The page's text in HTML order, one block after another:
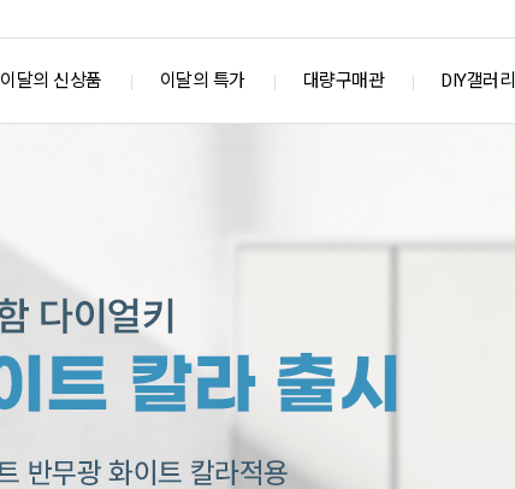
이달의 신상품 이달의 특가 대량구매관 DIY갤러리